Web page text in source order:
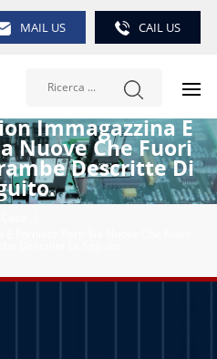
MAIL US CAIL US
Immagazzina E
Nuove Che Fuori
Descritte Di